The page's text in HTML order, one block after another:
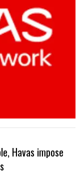
Havas impose